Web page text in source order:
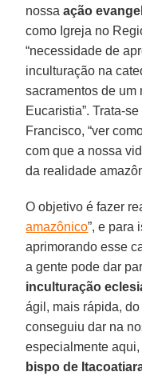
nossaação
como Igreja no
“necessidade de
inculturação na
sacramentos de um
Eucaristia”. Trata-
Francisco, “ver
com que a nossa
da realidade
O objetivo é fazer
amazônico”, e para
aprimorando esse
a gente pode dar
inculturação
ágil, mais rápida,
conseguiu dar na
especialmente
bispo de